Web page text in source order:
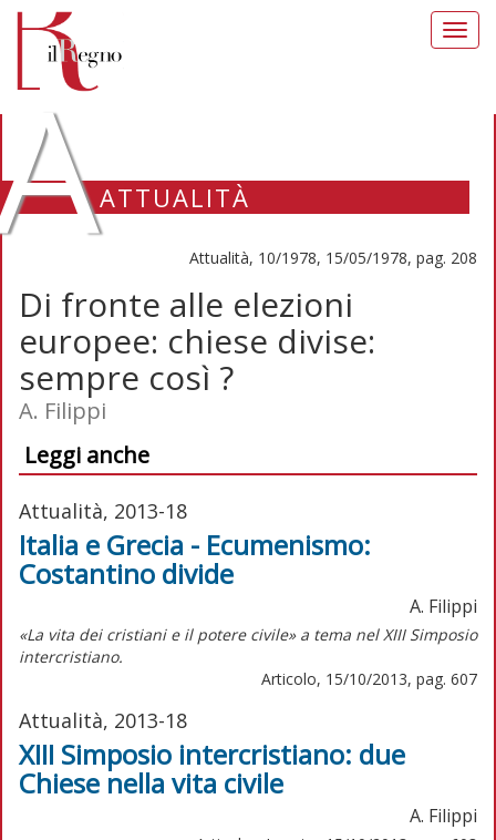
ATTUALITÀ
Attualità, 10/1978, 15/05/1978, pag. 208
Di fronte alle elezioni
europee: chiese divise:
sempre così ?
A. Filippi
Leggi anche
Attualità, 2013-18
Italia e Grecia - Ecumenismo:
Costantino divide
A. Filippi
«La vita dei cristiani e il potere civile» a tema nel XIII Simposio
intercristiano.
Articolo, 15/10/2013, pag. 607
Attualità, 2013-18
XIII Simposio intercristiano: due
Chiese nella vita civile
A. Filippi